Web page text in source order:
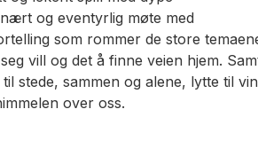
og eventyrlig møte med
som rommer de store
vill og det å finne veien hjem.
stede, sammen og alene, lytte til
over oss.